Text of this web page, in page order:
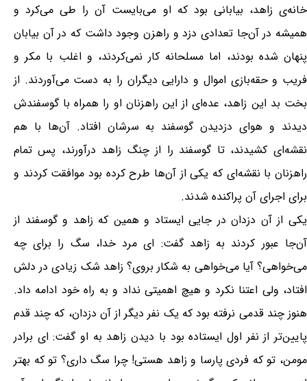
خانه‌ی زاهد، بیابانی بود که او می‌بایست آن را طی می‌کرد و
همیشه در آن‌جا تعدادی دزد و راهزن وجود داشت که در آن بیابان
پنهان شده بودند، اما مسلحانه کار نمی‌کردند، و اغلب با مکر و
فریب و حقه‌بازی اموال و دارایی دیگران را به دست می‌آوردند. از
بخت بد این زاهد، عده‌ای از این راهزنان او را همراه با گوسفندش
دیدند و هوای دزدیدن گوسفند به سرشان افتاد. آن‌ها با هم
نقشه‌ای کشیدند، تا گوسفند را از چنگ زاهد درآورند، پس تمام
راهزنان با نقشه‌ای که یکی از آن‌ها طرح کرده بود موافقت کردند و
برای اجرای آن پراکنده شدند.
یکی از آن دزدان در جایی ایستاد و همین که زاهد و گوسفند از
آن‌جا عبور کردند به زاهد گفت: ای مرد خدا، سگ را برای چه
می‌خواهی؟ آیا می‌خواهی به شکار بروی؟ زاهد شک زیادی در دلش
افتاد، ولی اعتنا نکرد و هیچ اهمیتی نداد و به راه خود ادامه داد.
هنوز چند قدمی نرفته بود که یک نفر دیگر از آن دزدان، که چند قدم
پایین‌تر از نفر اول ایستاده بود با دیدن زاهد به او گفت: ای برادر
مومن، تو که فردی پارسا و زاهد هستی! چرا سگ داری؟ تو که بهتر